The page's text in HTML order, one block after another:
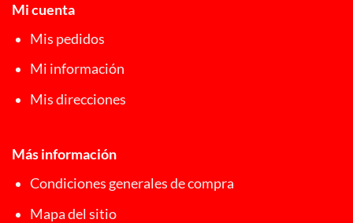
Mi cuenta
Mis pedidos
Mi información
Mis direcciones
Más información
Condiciones generales de compra
Mapa del sitio